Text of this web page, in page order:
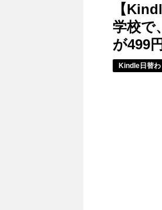
【
学校で
が499
Kindle日替わ